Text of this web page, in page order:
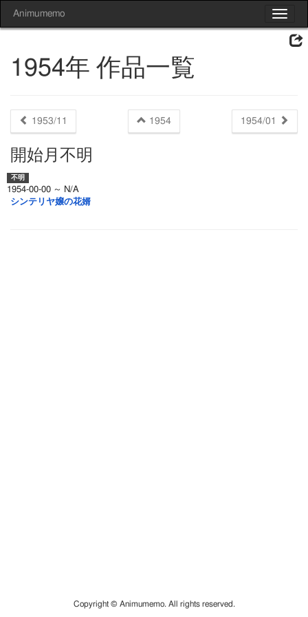
Toggle
Animumemo
1954年 作品一覧
1953/11 1954 1954/01
開始月不明
1954-00-00 ～ N/A
シンテリヤ嬢の花婿
Copyright © Animumemo. All rights reserved.